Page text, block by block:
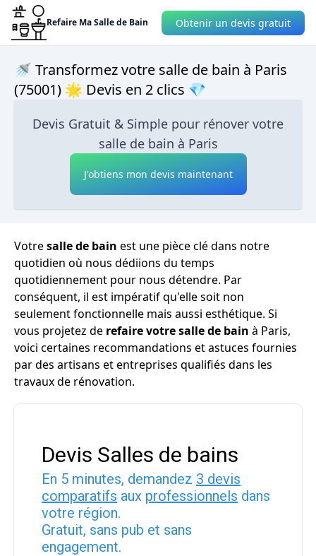
Refaire Ma Salle de Bain Obtenir un devis gratuit
🚿 Transformez votre salle de bain à Paris
(75001) 🌟 Devis en 2 clics 💎
Devis Gratuit & Simple pour rénover votre
salle de bain à Paris
J'obtiens mon devis maintenant
Votresalle de bain est une pièce clé dans notre
quotidien où nous dédiions du temps
quotidiennement pour nous détendre. Par
conséquent, il est impératif qu'elle soit non
seulement fonctionnelle mais aussi esthétique. Si
vous projetez de refaire votre salle de bain à Paris,
voici certaines recommandations et astuces fournies
par des artisans et entreprises qualifiés dans les
travaux de rénovation.
Devis Salles de bains
En 5 minutes, demandez 3 devis
comparatifs aux professionnels dans
votre région.
Gratuit, sans pub et sans
engagement.